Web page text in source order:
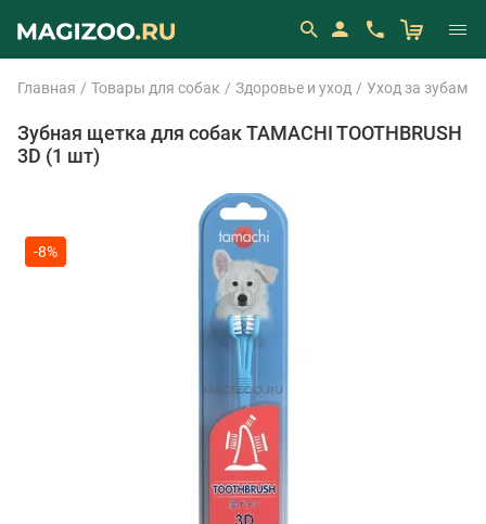
Главная Товары для собак Здоровье и уход Уход за зубами
Зубная щетка для собак TAMACHI TOOTHBRUSH
3D (1 шт)
-8%